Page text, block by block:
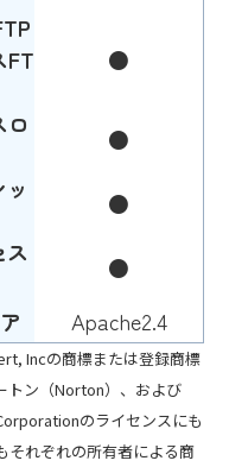
FT
●
ロ
●
●
●
Apache2.4
Incの商標または登録商標
トン（Norton）、および
のライセンスにも
それぞれの所有者による商